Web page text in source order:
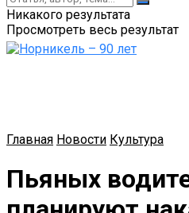
Никакого результата
Просмотреть весь результат
Главная Новости Культура
Пьяных